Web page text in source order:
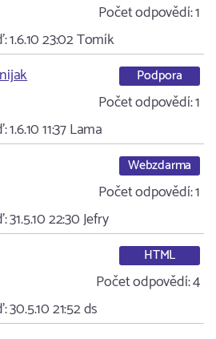
Počet odpovědí:1
1.6.10 23:02Tomík
Podpora
Počet odpovědí:1
1.6.10 11:37Lama
Webzdarma
Počet odpovědí:1
31.5.10 22:30Jefry
HTML
Počet odpovědí:4
30.5.10 21:52ds